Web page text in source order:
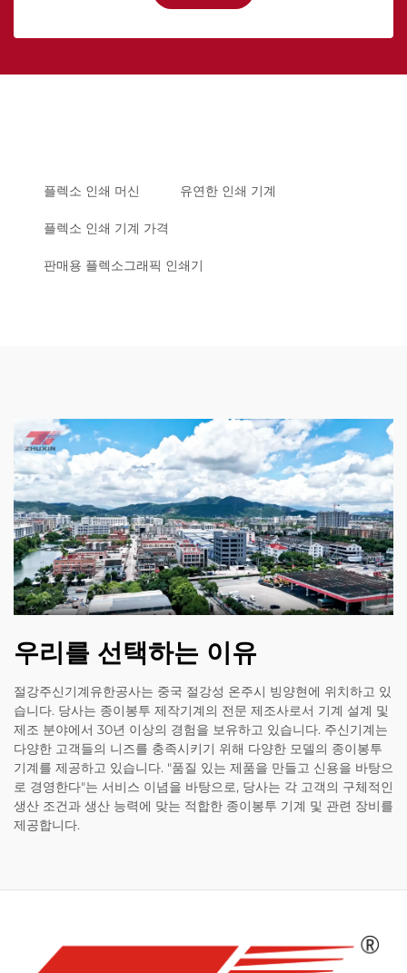
플렉소 인쇄 머신 유연한 인쇄 기계
플렉소 인쇄 기계 가격
판매용 플렉소그래픽 인쇄기
우리를 선택하는 이유
절강주신기계유한공사는 중국 절강성 온주시 빙양현에 위치하고 있
습니다. 당사는 종이봉투 제작기계의 전문 제조사로서 기계 설계 및
제조 분야에서 30년 이상의 경험을 보유하고 있습니다. 주신기계는
다양한 고객들의 니즈를 충족시키기 위해 다양한 모델의 종이봉투
기계를 제공하고 있습니다. "품질 있는 제품을 만들고 신용을 바탕으
로 경영한다"는 서비스 이념을 바탕으로, 당사는 각 고객의 구체적인
생산 조건과 생산 능력에 맞는 적합한 종이봉투 기계 및 관련 장비를
제공합니다.